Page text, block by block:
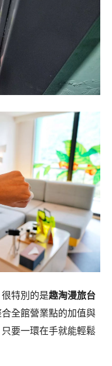
特別的是趣淘漫旅台
全館營業點的加值與
要一環在手就能輕鬆